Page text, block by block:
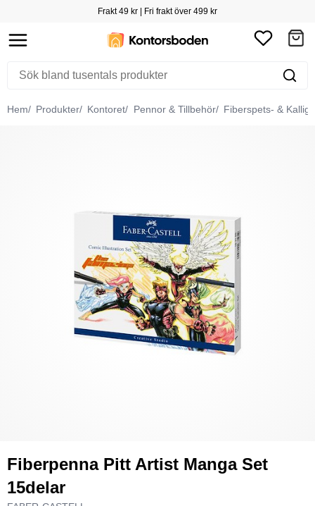
Frakt 49 kr | Fri frakt över 499 kr
Hem Produkter Kontoret Pennor & Tillbehör Fiberspets- &
Fiberpenna Pitt Artist Manga Set
15delar